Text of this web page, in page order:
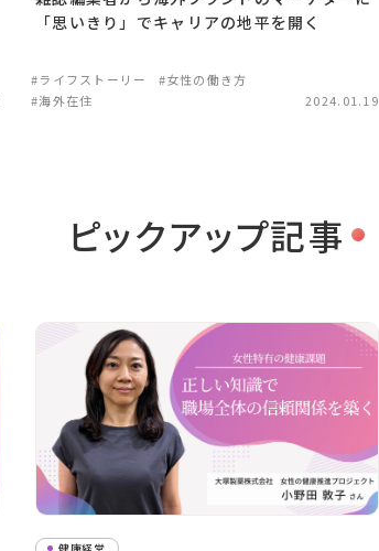
「思いきり」でキャリアの地平を開く
#ライフストーリー
#女性の働き方
#海外在住
2024.01.19
ピックアップ記事